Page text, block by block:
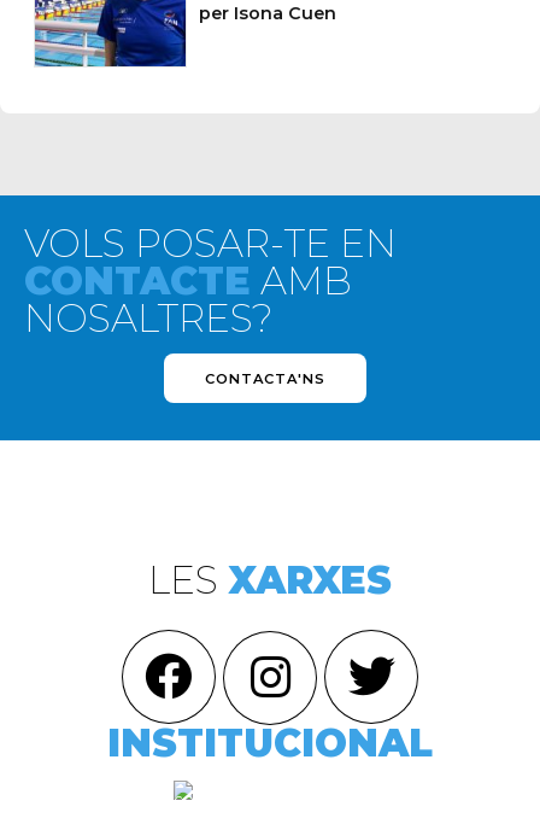
per Isona Cuen
VOLS POSAR-TE EN
CONTACTE AMB
NOSALTRES?
CONTACTA'NS
LES XARXES
INSTITUCIONAL